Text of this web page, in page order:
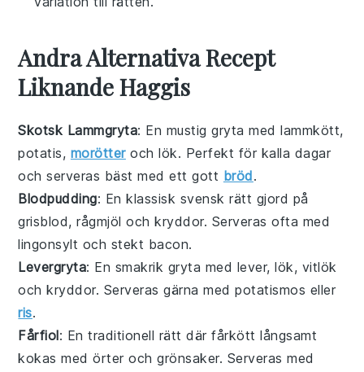
Andra Alternativa Recept
Liknande Haggis
Skotsk Lammgryta: En mustig gryta medlammkött,
potatis, morötterochlök. Perfekt för kalla dagar
och serveras bäst med ett gott bröd.
Blodpudding: En klassisk svensk rätt gjord på
grisblod,rågmjöl ochkryddor. Serveras ofta med
lingonsylt och stekt bacon.
Levergryta: En smakrik gryta med lever,lök, vitlök
ochkryddor. Serveras gärna medpotatismos eller
ris.
Fårfiol: En traditionell rätt därfårkött långsamt
kokas medörter ochgrönsaker. Serveras med